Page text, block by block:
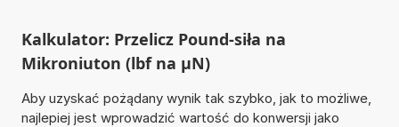
Kalkulator: Przelicz Pound-siła na
Mikroniuton (lbf na µN)
Aby uzyskać pożądany wynik tak szybko, jak to możliwe,
najlepiej jest wprowadzić wartość do konwersji jako